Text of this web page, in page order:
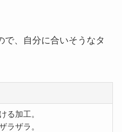
で、自分に合いそうなタ
る加工。
ラザラ。